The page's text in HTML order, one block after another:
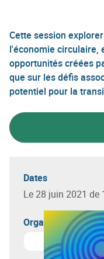
Cette session
l'économie circulaire,
opportunités créées
que sur les défis
potentiel pour la
Dates
Le 28 juin 2021 de
Organisateur(s)